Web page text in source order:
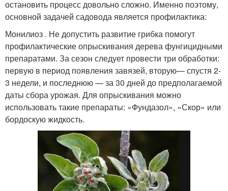
остановить процесс довольно сложно. Именно поэтому,
основной задачей садовода является профилактика:
Монилиоз . Не допустить развитие грибка помогут
профилактические опрыскивания дерева фунгицидными
препаратами. За сезон следует провести три обработки:
первую в период появления завязей, вторую— спустя 2-
3 недели, и последнюю — за 30 дней до предполагаемой
даты сбора урожая. Для опрыскивания можно
использовать такие препараты: «Фундазол», «Скор» или
бордоскую жидкость.